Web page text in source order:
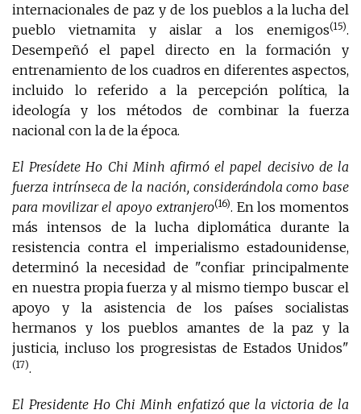
internacionales de paz y de los pueblos a la lucha del
pueblo vietnamita y aislar a los enemigos(15).
Desempeñó el papel directo en la formación y
entrenamiento de los cuadros en diferentes aspectos,
incluido lo referido a la percepción política, la
ideología y los métodos de combinar la fuerza
nacional con la de la época.
El Presídete Ho Chi Minh afirmó el papel decisivo de la
fuerza intrínseca de la nación, considerándola como base
para movilizar el apoyo extranjero(16). En los momentos
más intensos de la lucha diplomática durante la
resistencia contra el imperialismo estadounidense,
determinó la necesidad de "confiar principalmente
en nuestra propia fuerza y al mismo tiempo buscar el
apoyo y la asistencia de los países socialistas
hermanos y los pueblos amantes de la paz y la
justicia, incluso los progresistas de Estados Unidos"
(17).
El Presidente Ho Chi Minh enfatizó que la victoria de la